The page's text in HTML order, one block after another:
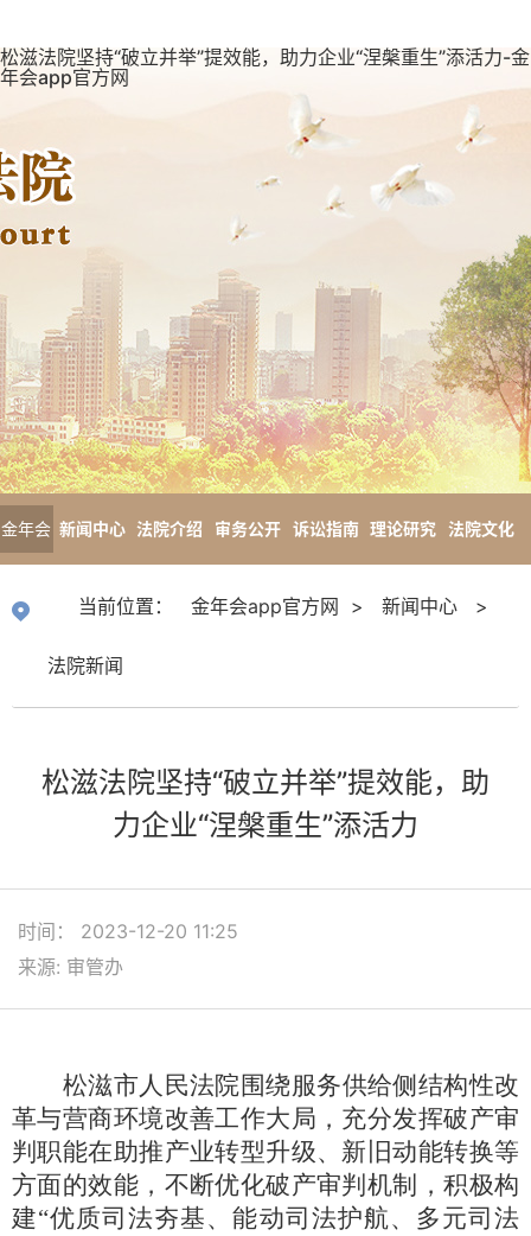
松滋法院坚持“破立并举”提效能，助力企业“涅槃重生”添活力-金
年会app官方网
金年会
方网
新闻中心 法院介绍 审务公开 诉讼指南 理论研究 法院文化
当前位置： 金年会app官方网 > 新闻中心 >
法院新闻
松滋法院坚持“破立并举”提效能，助
力企业“涅槃重生”添活力
时间： 2023-12-20 11:25
来源: 审管办
松滋市人民法院围绕服务供给侧结构性改
革与营商环境改善工作大局，充分发挥破产审
判职能在助推产业转型升级、新旧动能转换等
方面的效能，不断优化破产审判机制，积极构
建“优质司法夯基、能动司法护航、多元司法